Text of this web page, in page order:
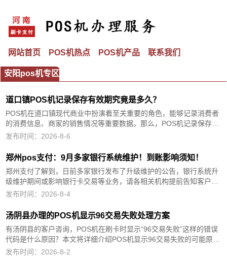
网站首页 POS机热点 POS机产品 联系我们
安阳pos机专区
道口镇POS机记录保存有效期究竟是多久？
POS机在道口镇现代商业中扮演着至关重要的角色，能够记录消费者
的消费信息、商家的销售情况等重要数据。那么，POS机记录保存有
效期究竟是多久呢？这是许多商家和消费者所关心的问题。POS机记
发布时间：2026-8-6
郑州pos支付：9月多家银行系统维护！到账影响须知！
郑州支付了解到，日前多家银行发布了升级维护的公告，银行系统升
级维护期间或影响银行卡交易等业务，请各相关机构提前告知客户提
前做好资金安排并做好解释工作！避免带来不便！一、建设银行9月6
发布时间：2026-8-4
汤阴县办理的POS机显示96交易失败处理方案
有汤阴县的客户咨询，POS机在刷卡时显示“96交易失败”这样的错误
代码是什么原因？本文将详细介绍POS机显示96交易失败的可能原
因、解决方案以及预防措施，帮助大家更好地应对这一问题。一、
发布时间：2026-8-2